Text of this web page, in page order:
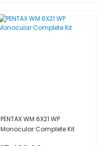
PENTAX WM 6X21 WP
Monocular Complete Kit